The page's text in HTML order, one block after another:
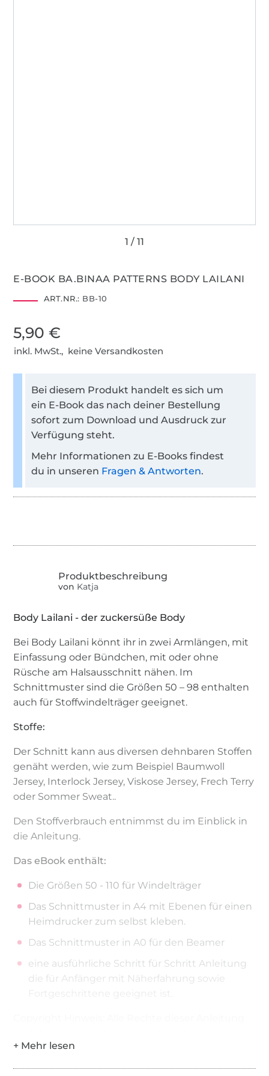
E-BOOK BA.BINAA PATTERNS BODY LAILANI
ART.NR.: BB-10
5,90 €
inkl. MwSt., keine Versandkosten
Bei diesem Produkt handelt es sich um
ein E-Book das nach deiner Bestellung
sofort zum Download und Ausdruck zur
Verfügung steht.
Mehr Informationen zu E-Books findest
du in unseren Fragen & Antworten.
von Katja
Body Lailani - der zuckersüße Body
Bei Body Lailani könnt ihr in zwei Armlängen, mit
Einfassung oder Bündchen, mit oder ohne
Rüsche am Halsausschnitt nähen. Im
Schnittmuster sind die Größen 50 – 98 enthalten
auch für Stoffwindelträger geeignet.
Stoffe:
Der Schnitt kann aus diversen dehnbaren Stoffen
genäht werden, wie zum Beispiel Baumwoll
Jersey, Interlock Jersey, Viskose Jersey, Frech Terry
oder Sommer Sweat..
Den Stoffverbrauch entnimmst du im Einblick in
die Anleitung.
Das eBook enthält:
Die Größen 50 - 110 für Windelträger
Das Schnittmuster in A4 mit Ebenen für einen
Heimdrucker zum selbst kleben.
Das Schnittmuster in A0 für den Beamer
eine ausführliche Schritt für Schritt Anleitung
die für Anfänger mit Näherfahrung sowie
Ba.binaa Patterns. Es ist erlaubt mit